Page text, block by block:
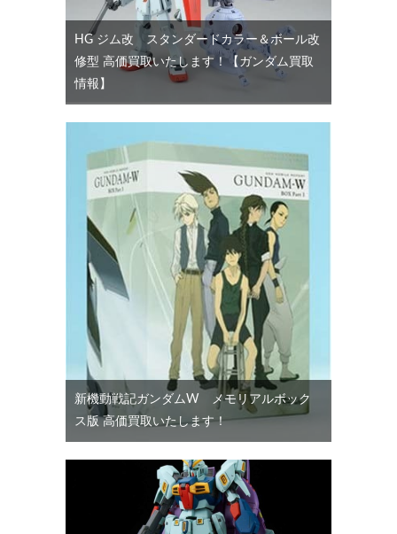
HG ジム改 スタンダードカラー＆ボール改
修型 高価買取いたします！【ガンダム買取
情報】
新機動戦記ガンダムW メモリアルボック
ス版 高価買取いたします！